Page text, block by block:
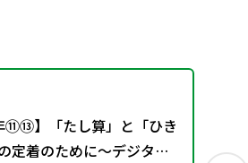
⑪⑬】「たし算」と「ひき
定着のために～デジタル